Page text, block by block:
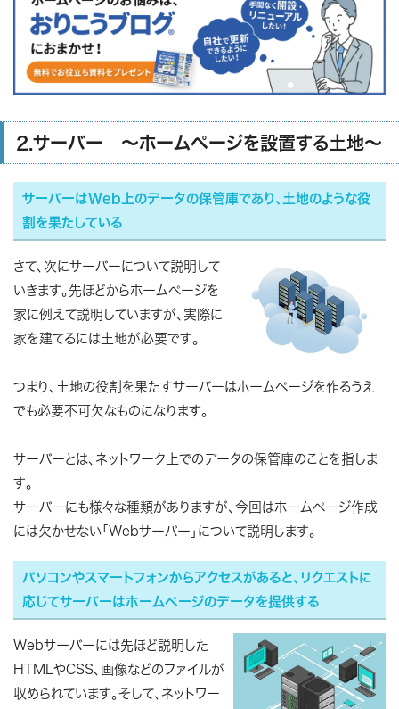
2.サーバー ～ホームページを設置する土地～
サーバーはWeb上のデータの保管庫であり、土地のような役
割を果たしている
さて、次にサーバーについて説明して
いきます。先ほどからホームページを
家に例えて説明していますが、実際に
家を建てるには土地が必要です。
つまり、土地の役割を果たすサーバーはホームページを作るうえ
でも必要不可欠なものになります。
サーバーとは、ネットワーク上でのデータの保管庫のことを指しま
す。
サーバーにも様々な種類がありますが、今回はホームページ作成
には欠かせない「Webサーバー」について説明します。
パソコンやスマートフォンからアクセスがあると、リクエストに
応じてサーバーはホームページのデータを提供する
Webサーバーには先ほど説明した
HTMLやCSS、画像などのファイルが
収められています。そして、ネットワー